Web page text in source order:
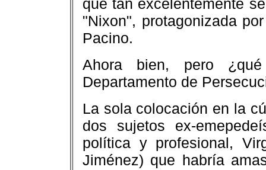
que tan excelentemente
"Nixon", protagonizada
Pacino.
Ahora bien, pero
Departamento de
La sola colocación en la
dos sujetos ex-
política y profesional,
Jiménez) que habría